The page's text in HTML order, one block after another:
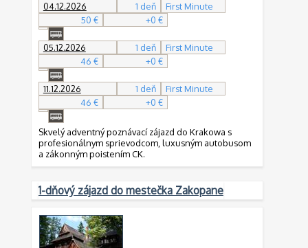
04.12.2026 1 deň
First Minute
50 €
+0 €
05.12.2026 1 deň
First Minute
46 €
+0 €
11.12.2026 1 deň
First Minute
46 €
+0 €
Skvelý adventný poznávací zájazd do Krakowa s
profesionálnym sprievodcom, luxusným autobusom
a zákonným poistením CK.
1-dňový zájazd do mestečka Zakopane